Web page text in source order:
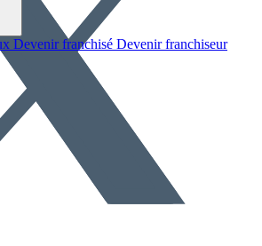
Devenir franchisé Devenir franchiseur